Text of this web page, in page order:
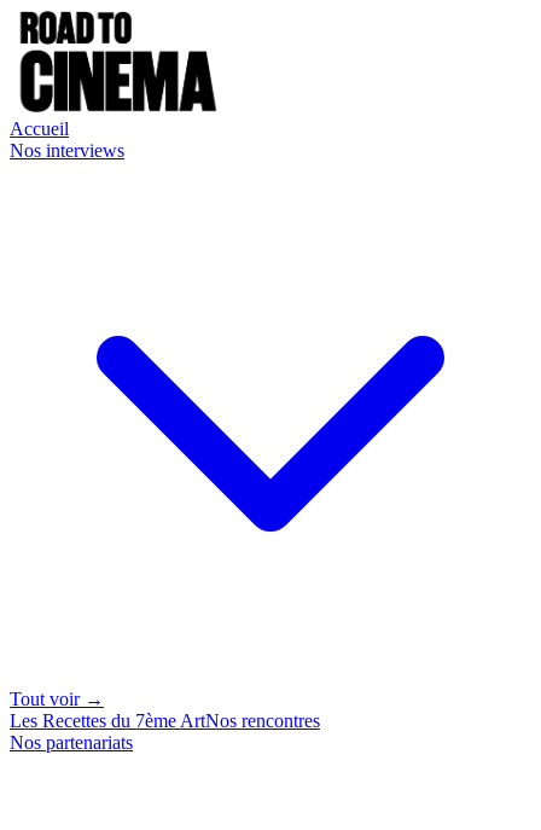
Accueil
Nos interviews
Tout voir →
Les Recettes du 7ème ArtNos rencontres
Nos partenariats